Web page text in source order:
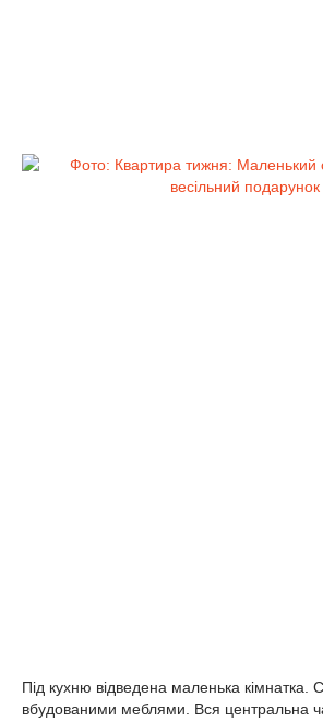
Під кухню відведена маленька кімнатка.
вбудованими меблями. Вся центральна